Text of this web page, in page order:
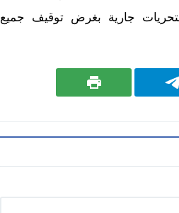
جارية بغرض توقيف جميع